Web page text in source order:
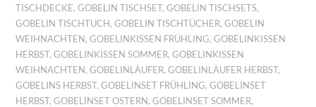
TISCHDECKE,GOBELIN TISCHSET,GOBELIN TISCHSETS,
GOBELIN TISCHTUCH,GOBELIN TISCHTÜCHER,GOBELIN
WEIHNACHTEN,GOBELINKISSEN FRÜHLING,GOBELINKISSEN
HERBST,GOBELINKISSEN SOMMER,GOBELINKISSEN
WEIHNACHTEN,GOBELINLÄUFER,GOBELINLÄUFER HERBST,
GOBELINS HERBST,GOBELINSET FRÜHLING,GOBELINSET
HERBST,GOBELINSET OSTERN,GOBELINSET SOMMER,